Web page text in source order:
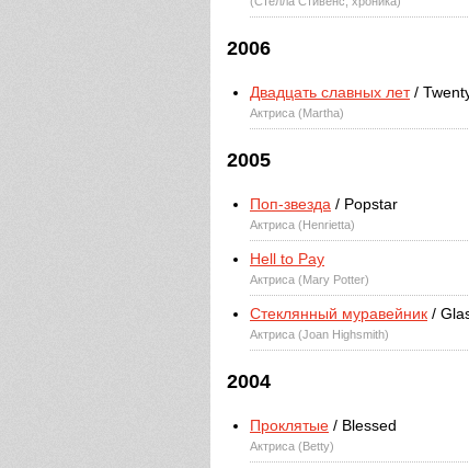
2006
Двадцать славных лет/
Актриса (Martha)
2005
Поп-звезда / Popstar
Актриса (Henrietta)
Hell to Pay
Актриса (Mary Potter)
Стеклянный муравейник /
Актриса (Joan Highsmith)
2004
Проклятые / Blessed
Актриса (Betty)